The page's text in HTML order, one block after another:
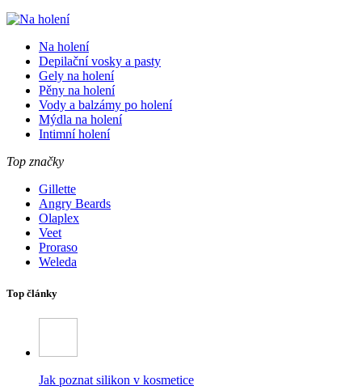
Na holení
Depilační vosky a pasty
Gely na holení
Pěny na holení
Vody a balzámy po holení
Mýdla na holení
Intimní holení
Top značky
Gillette
Angry Beards
Olaplex
Veet
Proraso
Weleda
Top články
Jak poznat silikon v kosmetice